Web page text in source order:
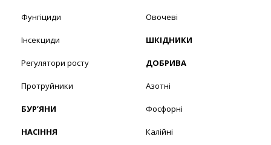
Фунгіциди
Інсекциди
Регулятори росту
Протруйники
БУР’ЯНИ
НАСІННЯ
Овочеві
ШКІДНИКИ
ДОБРИВА
Азотні
Фосфорні
Калійні